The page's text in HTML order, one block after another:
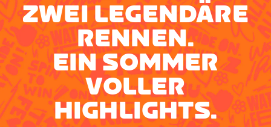
ZWEI LEGENDÄRE
RENNEN.
EIN SOMMER
VOLLER
HIGHLIGHTS.